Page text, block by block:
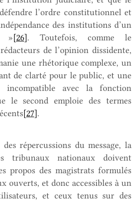
l’ordre constitutionnel et
des institutions d’un
»[26]. Toutefois, comme le
de l’opinion dissidente,
une rhétorique complexe, un
de clarté pour le public, et une
incompatible avec la fonction
le second emploie des termes
[27].
répercussions du message, la
tribunaux nationaux doivent
propos des magistrats formulés
ouverts, et donc accessibles à un
et ceux tenus sur des